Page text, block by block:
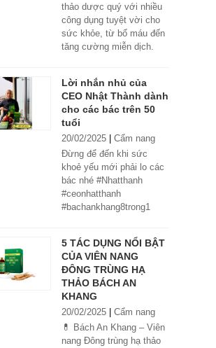
thảo dược quý với nhiều
công dụng tuyệt vời cho
sức khỏe, từ bổ máu đến
tăng cường miễn dịch.
Lời nhắn nhủ của
CEO Nhật Thành dành
cho các bác trên 50
tuổi
20/02/2025
Cẩm nang
Đừng để đến khi sức
khoẻ yếu mới phải lo các
bác nhé #Nhatthanh
#ceonhatthanh
#bachankhang8trong1
#khoetubentrong
#nhatthanhbak
5 TÁC DỤNG NỔI BẬT
CỦA VIÊN NANG
ĐÔNG TRÙNG HẠ
THẢO BÁCH AN
KHANG
20/02/2025
Cẩm nang
💊 Bách An Khang – Viên
nang Đông trùng hạ thảo